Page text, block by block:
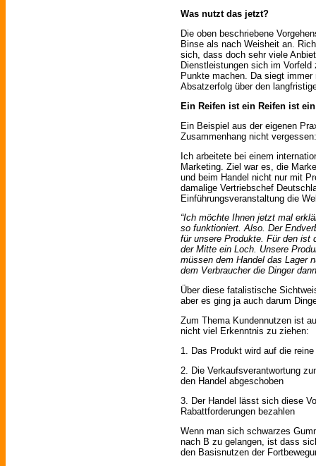
Was nutzt das jetzt?
Die oben beschriebene
Binse als nach Weisheit an.
sich, dass doch sehr viele
Dienstleistungen sich im
Punkte machen. Da siegt
Absatzerfolg über den
Ein Reifen ist ein Reifen ist
Ein Beispiel aus der eigenen
Zusammenhang nicht vergessen:
Ich arbeitete bei einem
Marketing. Ziel war es, die
und beim Handel nicht nur mit
damalige Vertriebschef
Einführungsveranstaltung die
“Ich möchte Ihnen jetzt mal
so funktioniert. Also. Der
für unsere Produkte. Für den ist
der Mitte ein Loch. Unsere
müssen dem Handel das Lager
dem Verbraucher die Dinger
Über diese fatalistische
aber es ging ja auch darum
Zum Thema Kundennutzen ist
nicht viel Erkenntnis zu ziehen:
1. Das Produkt wird auf die
2. Die Verkaufsverantwortung
den Handel abgeschoben
3. Der Handel lässt sich diese
Rabattforderungen bezahlen
Wenn man sich schwarzes
nach B zu gelangen, ist dass
den Basisnutzen der